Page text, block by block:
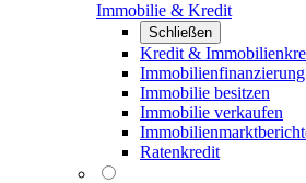
Immobilie & Kredit
Schließen
Kredit &
Immobilienfinanzierung
Immobilie besitzen
Immobilie verkaufen
Ratenkredit